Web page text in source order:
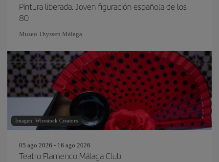
Pintura liberada. Joven figuración española de los
80
Museo Thyssen Málaga
Imagen: Wirestock Creators
05 ago 2026 - 16 ago 2026
Teatro Flamenco Málaga Club